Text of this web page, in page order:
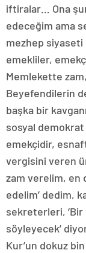
iftiralar… Ona
edeceğim ama
mezhep siyaseti
emekliler,
Memlekette
Beyefendilerin
başka bir
sosyal
emekçidir,
vergisini veren
zam verelim, en
edelim’ dedim,
sekreterleri, ‘Bir
söyleyecek’
Kur’un dokuz